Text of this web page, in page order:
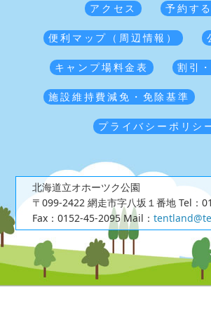
アクセス 予約する
便利マップ（周辺情報）
キャンプ場料金表 割引
施設維持費減免・免除基準
プライバシーポリシ
北海道立オホーツク公園
〒099-2422 網走市字八坂１番地 Tel：
Fax：0152-45-2095Mail：